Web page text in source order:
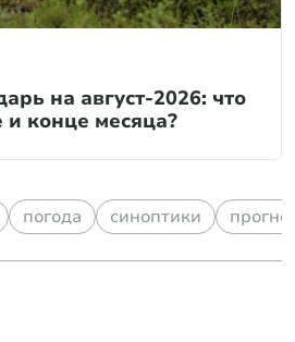
на август-2026: что
и конце месяца?
погода синоптики